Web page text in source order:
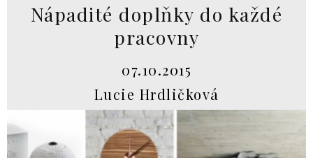
Nápadité doplňky do každé
pracovny
07.10.2015
Lucie Hrdličková